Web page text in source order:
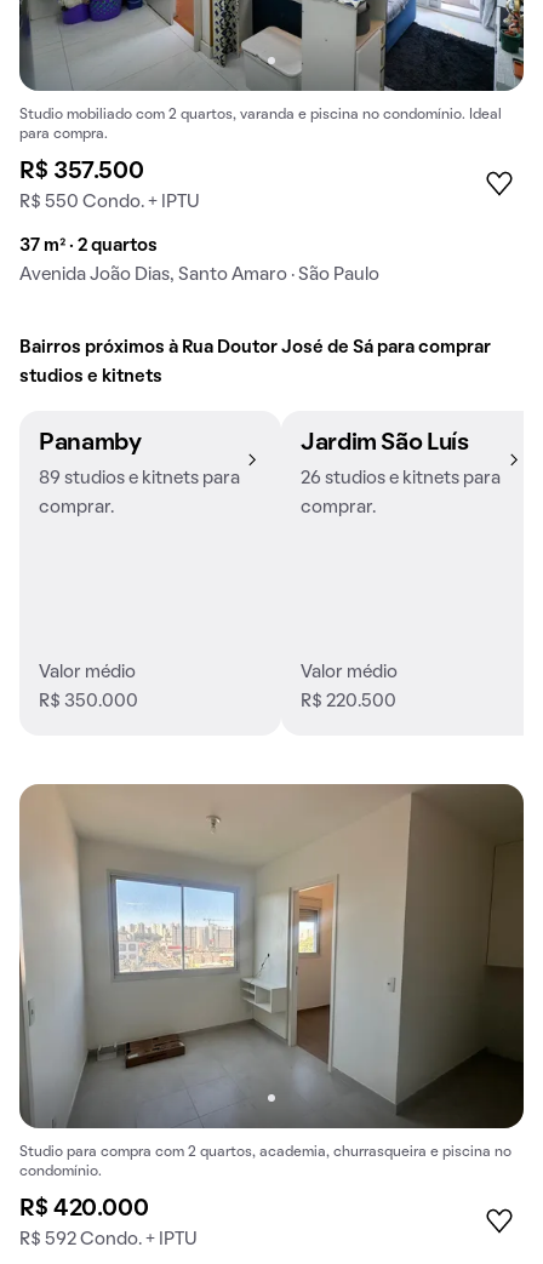
Studio mobiliado com 2 quartos, varanda e piscina no condomínio. Ideal
para compra.
R$ 357.500
R$ 550 Condo. + IPTU
37 m² · 2 quartos
Avenida João Dias, Santo Amaro · São Paulo
Bairros próximos à Rua Doutor José de Sá para comprar
studios e kitnets
Panamby
89 studios e kitnets para
comprar.
Valor médio
R$ 350.000
Jardim São Luís
26 studios e kitnets para
comprar.
Valor médio
R$ 220.500
Studio para compra com 2 quartos, academia, churrasqueira e piscina no
condomínio.
R$ 420.000
R$ 592 Condo. + IPTU